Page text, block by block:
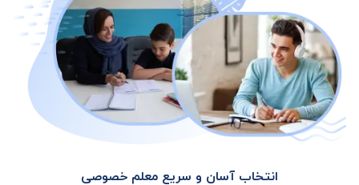
انتخاب آسان و سریع معلم خصوصی